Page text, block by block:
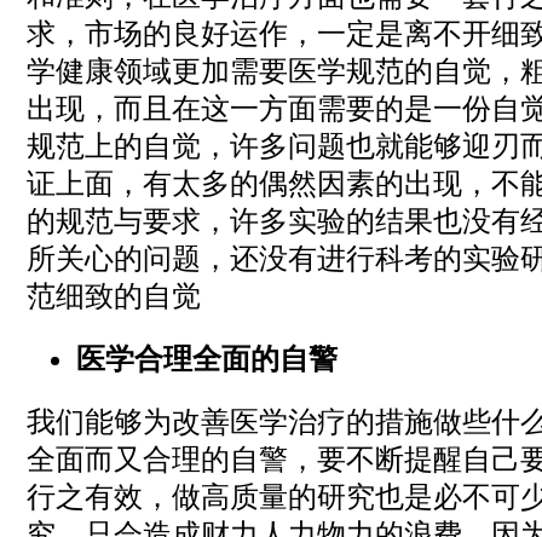
求，市场的良好运作，一定是离不开细
学健康领域更加需要医学规范的自觉，
出现，而且在这一方面需要的是一份自
规范上的自觉，许多问题也就能够迎刃
证上面，有太多的偶然因素的出现，不
的规范与要求，许多实验的结果也没有
所关心的问题，还没有进行科考的实验
范细致的自觉
医学合理全面的自警
我们能够为改善医学治疗的措施做些什
全面而又合理的自警，要不断提醒自己
行之有效，做高质量的研究也是必不可